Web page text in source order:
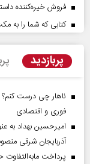
فروش خیره‌کننده داستان اسباب‌بازی ۵؛
کتابی که شما را به
پربازدید
فوری و اقتصادی
امیرحسین بهداد
آذربایجان شرقی
پرداخت